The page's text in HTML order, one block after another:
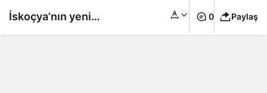
İskoçya’nın yeni 0 Paylaş